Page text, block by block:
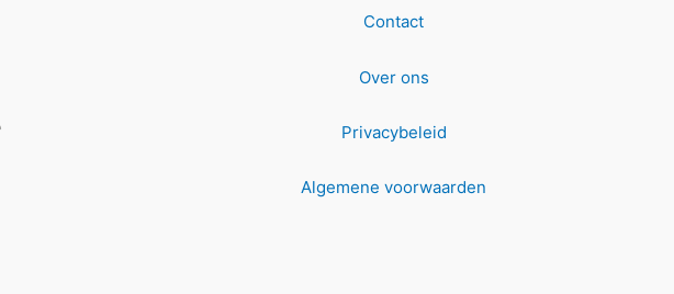
Contact
Over ons
Privacybeleid
Algemene voorwaarden